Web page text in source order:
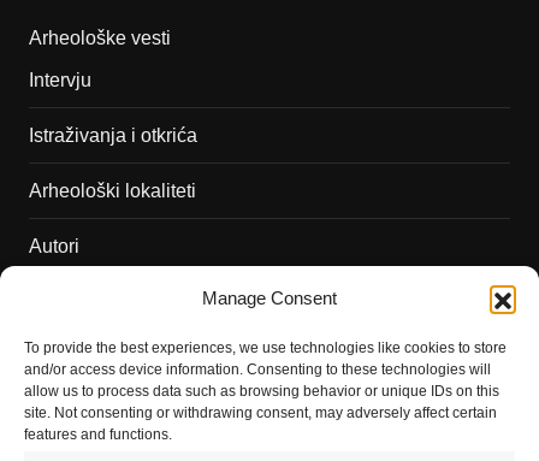
Manage Consent
To provide the best experiences, we use technologies like cookies to store
and/or access device information. Consenting to these technologies will
allow us to process data such as browsing behavior or unique IDs on this
site. Not consenting or withdrawing consent, may adversely affect certain
features and functions.
Arheološke vesti
Intervju
Istraživanja i otkrića
Arheološki lokaliteti
Autori
Dešavanja
Kontakt
Misija sajta Sve o arheologiji